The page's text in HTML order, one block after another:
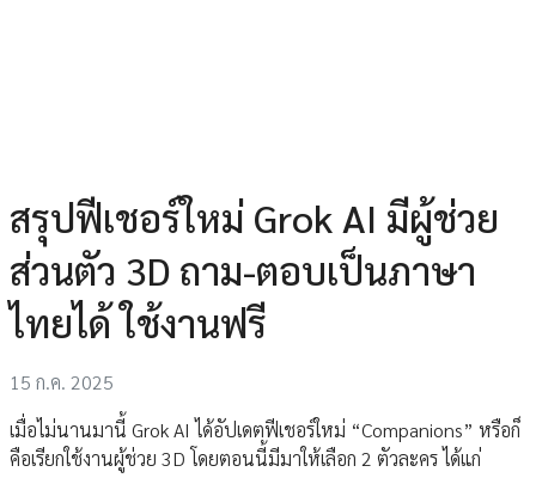
สรุปฟีเชอร์ใหม่ Grok AI มีผู้ช่วย
ส่วนตัว 3D ถาม-ตอบเป็นภาษา
ไทยได้ ใช้งานฟรี
15 ก.ค. 2025
เมื่อไม่นานมานี้ Grok AI ได้อัปเดตฟีเชอร์ใหม่ “Companions” หรือก็
คือเรียกใช้งานผู้ช่วย 3D โดยตอนนี้มีมาให้เลือก 2 ตัวละคร ได้แก่